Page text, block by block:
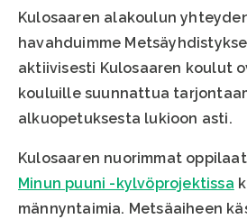
Kulosaaren alakoulun
havahduimme
aktiivisesti Kulosaaren koulut
kouluille suunnattua
alkuopetuksesta lukioon asti.
Kulosaaren nuorimmat
Minun puuni -kylvöprojektissa
männyntaimia. Metsäaiheen